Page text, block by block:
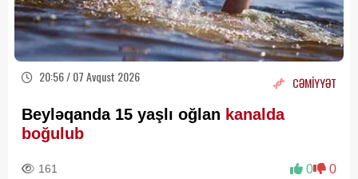
20:56 / 07 Avqust 2026 CƏMİYYƏT
Beyləqanda 15 yaşlı oğlan kanalda
boğulub
161 0 0